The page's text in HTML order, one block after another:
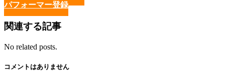
パフォーマー登録
関連する記事
No related posts.
コメントはありません